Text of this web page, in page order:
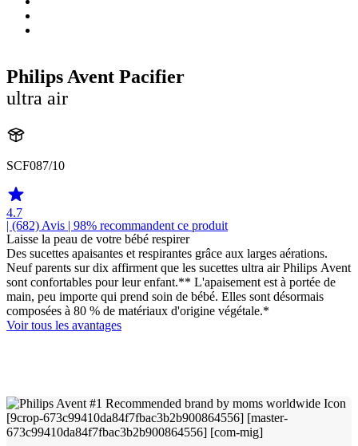
Philips Avent Pacifier
ultra air
SCF087/10
4.7
| (682) Avis | 98% recommandent ce produit
Laisse la peau de votre bébé respirer
Des sucettes apaisantes et respirantes grâce aux larges aérations.
Neuf parents sur dix affirment que les sucettes ultra air Philips Avent
sont confortables pour leur enfant.** L'apaisement est à portée de
main, peu importe qui prend soin de bébé. Elles sont désormais
composées à 80 % de matériaux d'origine végétale.*
Voir tous les avantages